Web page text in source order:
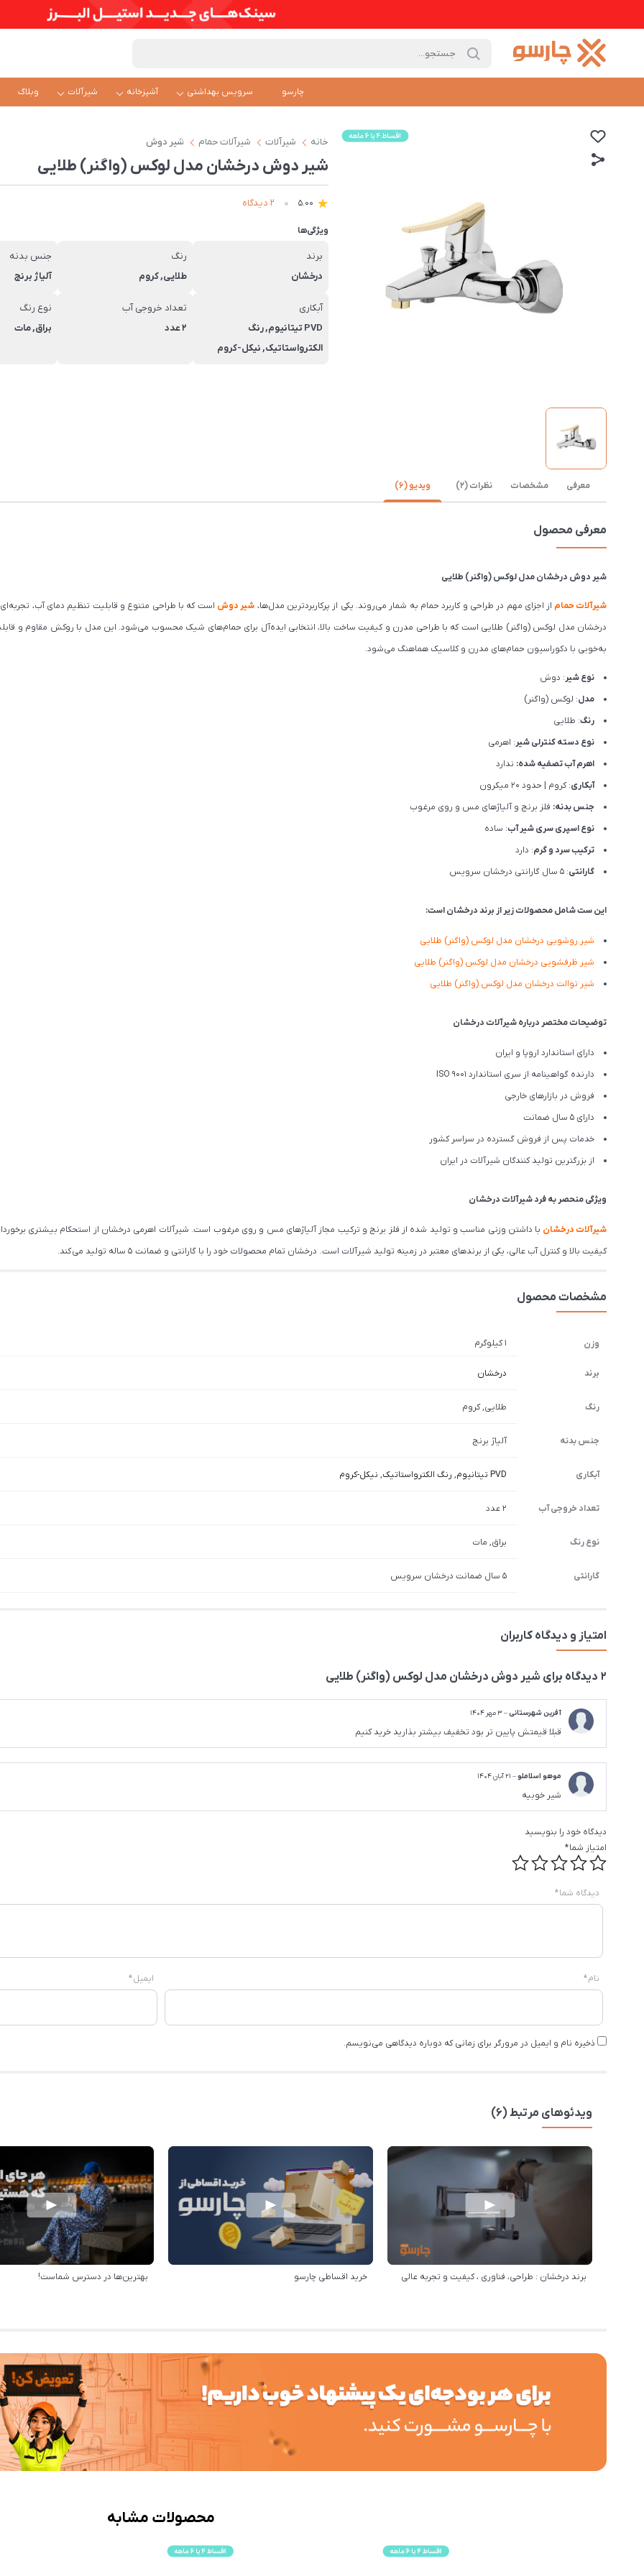
چارسو سرویس بهداشتی آشپزخانه شیرآلات وبلاگ
خانه شیرآلات شیرآلات حمام شیر دوش
شیر دوش درخشان مدل لوکس (واگنر) طلایی
5.00 2 دیدگاه
ویژگی‌ها
برند
درخشان
رنگ
طلایی, کروم
جنس بدنه
آلیاژ برنج
آبکاری
PVD تیتانیوم, رنگ
الکترواستاتیک, نیکل-کروم
تعداد خروجی آب
2 عدد
نوع رنگ
براق, مات
معرفی مشخصات نظرات (2) ویدیو (6)
معرفی محصول
شیر دوش درخشان مدل لوکس (واگنر) طلایی
شیرآلات حمام از اجزای مهم در طراحی و کاربرد حمام به شمار می‌روند. یکی از پرکاربردترین مدل‌ها، شیر دوش است که با طراحی متنوع و قابلیت تنظیم دمای آب،
درخشان مدل لوکس (واگنر) طلایی است که با طراحی مدرن و کیفیت ساخت بالا، انتخابی ایده‌آل برای حمام‌های شیک محسوب می‌شود. این مدل با روکش مقاوم و
به‌خوبی با دکوراسیون حمام‌های مدرن و کلاسیک هماهنگ می‌شود.
نوع شیر: دوش
مدل: لوکس (واگنر)
رنگ: طلایی
نوع دسته کنترلی شیر: اهرمی
اهرم آب تصفیه شده: ندارد
آبکاری: کروم | حدود 20 میکرون
جنس بدنه: فلز برنج و آلیاژهای مس و روی مرغوب
نوع اسپری سری شیر آب: ساده
ترکیب سرد و گرم: دارد
گارانتی: 5 سال گارانتی درخشان سرویس
این ست شامل محصولات زیر از برند درخشان است:
شیر روشویی درخشان مدل لوکس (واگنر) طلایی
شیر ظرفشویی درخشان مدل لوکس (واگنر) طلایی
شیر توالت درخشان مدل لوکس (واگنر) طلایی
توضیحات مختصر درباره شیرآلات درخشان
دارای استاندارد اروپا و ایران
دارنده گواهینامه از سری استاندارد ISO 9001
فروش در بازارهای خارجی
دارای 5 سال ضمانت
خدمات پس از فروش گسترده در سراسر کشور
از بزرگترین تولید کنندگان شیرآلات در ایران
ویژگی منحصر به فرد شیرآلات درخشان
شیرآلات درخشان با داشتن وزنی مناسب و تولید شده از فلز برنج و ترکیب مجاز آلیاژهای مس و روی مرغوب است. شیرآلات اهرمی درخشان از استحکام بیشتری
کیفیت بالا و کنترل آب عالی، یکی از برندهای معتبر در زمینه تولید شیرآلات است. درخشان تمام محصولات خود را با گارانتی و ضمانت 5 ساله تولید می کند.
مشخصات محصول
وزن 1 کیلوگرم
برند درخشان
رنگ طلایی, کروم
جنس بدنه آلیاژ برنج
آبکاری PVD تیتانیوم , رنگ الکترواستاتیک, نیکل-کروم
تعداد خروجی آب 2 عدد
نوع رنگ براق, مات
گارانتی 5 سال ضمانت درخشان سرویس
امتیاز و دیدگاه کاربران
2 دیدگاه برای شیر دوش درخشان مدل لوکس (واگنر) طلایی
آفرین شهرستانی–3 مهر 1404
قبلا قیمتش پایین تر بود تخفیف بیشتر بذارید خرید کنیم
موهو اسلاملو– 21 آبان 1404
شیر خوبیه
دیدگاه خود را بنویسید
امتیاز شما*
دیدگاه شما*
نام* ایمیل*
ذخیره نام و ایمیل در مرورگر برای زمانی که دوباره دیدگاهی می‌نویسم.
ویدئوهای مرتبط (6)
برند درخشان : طراحی، فناوری ، کیفیت و تجربه عالی خرید اقساطی چارسو بهترین‌ها در دسترس شماست!
محصولات مشابه